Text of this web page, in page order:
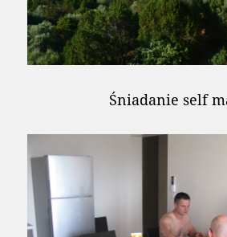
Śniadanie self